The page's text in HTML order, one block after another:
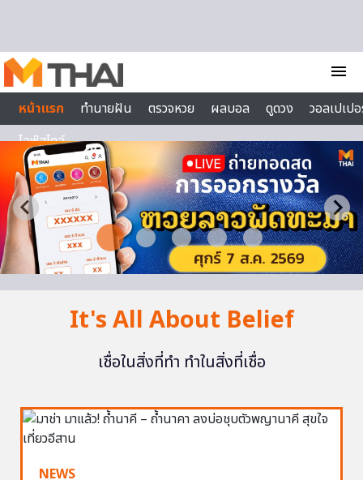
menu
หน้าแรก
ทำนายฝัน ตรวจหวย ผลบอล ดูดวง
วอลเปเป
ไลฟ์สไตล์
It's All About Belief
เชื่อในสิ่งที่ทำ ทำในสิ่งที่เชื่อ
NEWS